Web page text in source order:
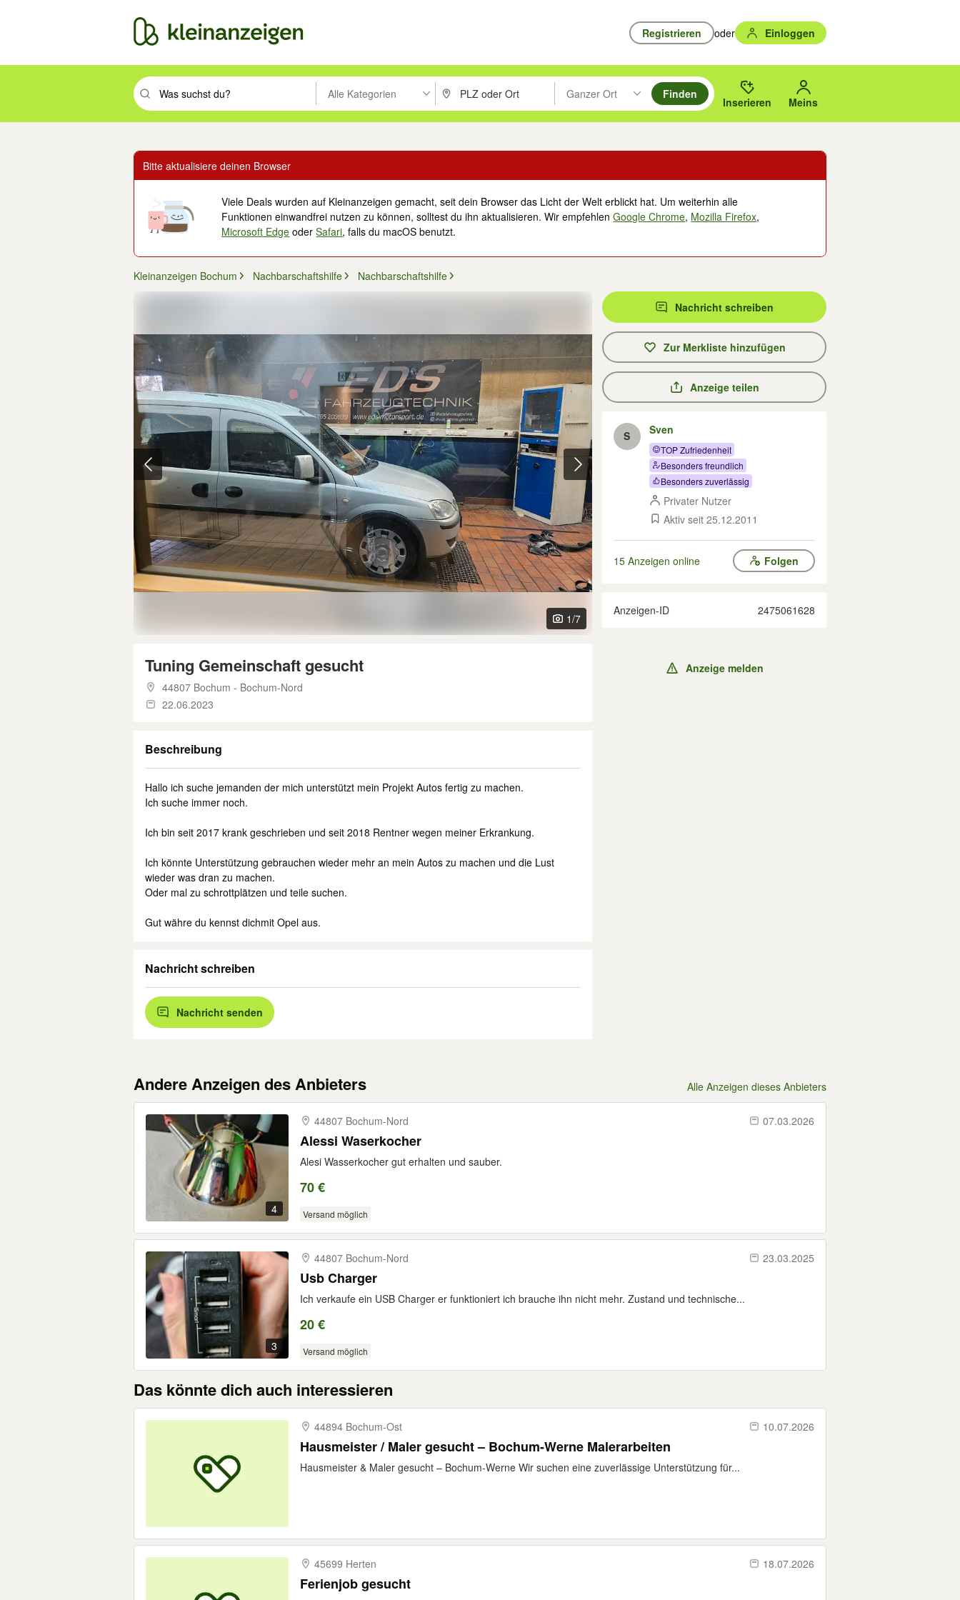
Registrieren oder Einloggen
Suchbegriff eingeben. Eingabetaste drücken um zu suchen, oder Vorschläge mit den Pfeiltasten nach oben/unten durchsuchen und mit Eingabetaste auswählen.
Alle Kategorien PLZ oder Ort eingeben. Eingabetaste drücken um zu suchen, oder Vorschläge mit den Pfeiltasten nach oben/
Ganzer Ort
Suche im Umkreis des gewählten Orts oder PLZ.
Finden
Inserieren Meins
Bitte aktualisiere deinen Browser
Viele Deals wurden auf Kleinanzeigen gemacht, seit dein Browser das Licht der Welt erblickt hat. Um weiterhin alle
Funktionen einwandfrei nutzen zu können, solltest du ihn aktualisieren. Wir empfehlenGoogle Chrome, Mozilla Firefox,
Microsoft Edge oderSafari, falls du macOS benutzt.
Kleinanzeigen Bochum Nachbarschaftshilfe Nachbarschaftshilfe
1/7
Tuning Gemeinschaft gesucht
44807 Bochum - Bochum-Nord
22.06.2023
Beschreibung
Hallo ich suche jemanden der mich unterstützt mein Projekt Autos fertig zu machen.
Ich suche immer noch.
Ich bin seit 2017 krank geschrieben und seit 2018 Rentner wegen meiner Erkrankung.
Ich könnte Unterstützung gebrauchen wieder mehr an mein Autos zu machen und die Lust
wieder was dran zu machen.
Oder mal zu schrottplätzen und teile suchen.
Gut währe du kennst dichmit Opel aus.
Nachricht schreiben
Nachricht senden
Nachricht schreiben
Zur Merkliste hinzufügen
Anzeige teilen
S Sven
TOP Zufriedenheit
Besonders freundlich
Besonders zuverlässig
Privater Nutzer
Aktiv seit 25.12.2011
15 Anzeigen online Folgen
Anzeigen-ID 2475061628
Anzeige melden
Andere Anzeigen des Anbieters Alle Anzeigen dieses Anbieters
4
44807 Bochum-​Nord 07.03.2026
Alessi Waserkocher
Alesi Wasserkocher gut erhalten und sauber.
70 €
Versand möglich
3
44807 Bochum-​Nord 23.03.2025
Usb Charger
Ich verkaufe ein USB Charger er funktioniert ich brauche ihn nicht mehr. Zustand und technische...
20 €
Versand möglich
Das könnte dich auch interessieren
44894 Bochum-​Ost 10.07.2026
Hausmeister / Maler gesucht – Bochum-Werne Malerarbeiten
Hausmeister & Maler gesucht – Bochum-Werne Wir suchen eine zuverlässige Unterstützung für...
45699 Herten 18.07.2026
Ferienjob gesucht